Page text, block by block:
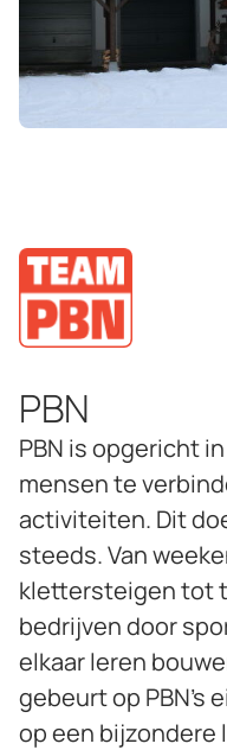
PBN
PBN is opgericht
mensen te
activiteiten. Dit
steeds. Van
klettersteigen tot
bedrijven door
elkaar leren
gebeurt op PBN’s
op een